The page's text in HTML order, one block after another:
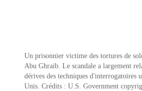
Un prisonnier victime des tortures de
Abu Ghraib. Le scandale a largement
dérives des techniques d'interrogatoires
Unis. Crédits : U.S. Government